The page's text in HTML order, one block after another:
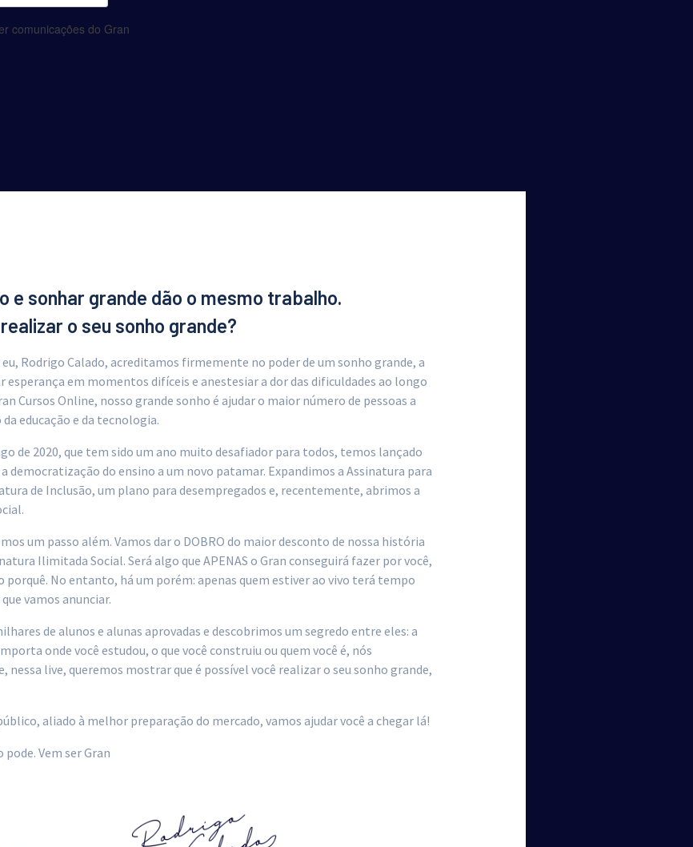
e sonhar grande dão o mesmo trabalho.
o seu sonho grande?
eu, Rodrigo Calado, acreditamos firmemente no poder de um sonho grande, a
esperança em momentos difíceis e anestesiar a dor das dificuldades ao longo
Cursos Online, nosso grande sonho é ajudar o maior número de pessoas a
educação e da tecnologia.
de 2020, que tem sido um ano muito desafiador para todos, temos lançado
democratização do ensino a um novo patamar. Expandimos a Assinatura para
de Inclusão, um plano para desempregados e, recentemente, abrimos a
um passo além. Vamos dar o DOBRO do maior desconto de nossa história
Ilimitada Social. Será algo que APENAS o Gran conseguirá fazer por você,
porquê. No entanto, há um porém: apenas quem estiver ao vivo terá tempo
vamos anunciar.
de alunos e alunas aprovadas e descobrimos um segredo entre eles: a
onde você estudou, o que você construiu ou quem você é, nós
nessa live, queremos mostrar que é possível você realizar o seu sonho grande,
aliado à melhor preparação do mercado, vamos ajudar você a chegar lá!
pode. Vem ser Gran